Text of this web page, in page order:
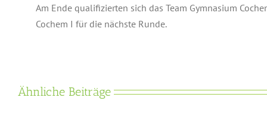
Am Ende qualifizierten sich das Team Gymnasium
Cochem I für die nächste Runde.
Ähnliche Beiträge